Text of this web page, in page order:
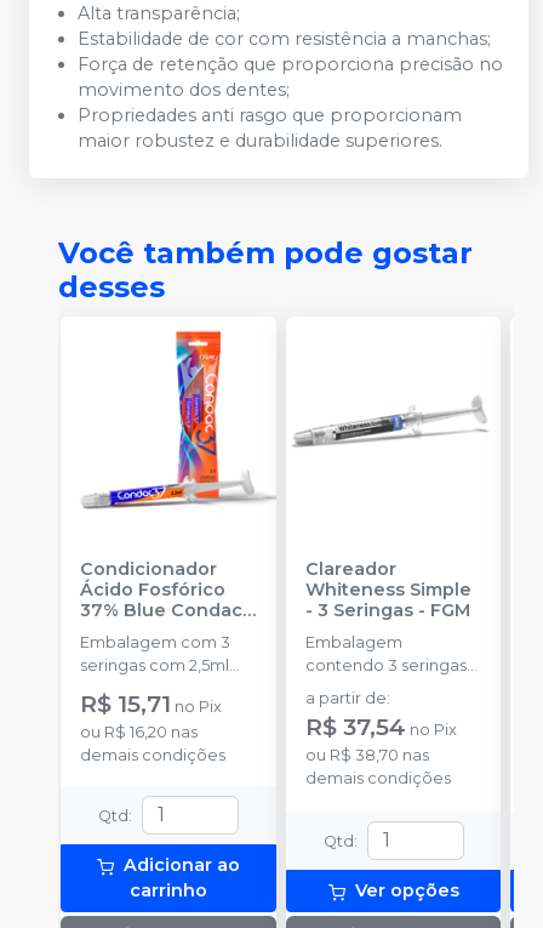
Alta transparência;
Estabilidade de cor com resistência a manchas;
Força de retenção que proporciona precisão no
movimento dos dentes;
Propriedades anti rasgo que proporcionam
maior robustez e durabilidade superiores.
Você também pode gostar
desses
Condicionador
Ácido Fosfórico
37% Blue Condac-
FGM
Embalagem com 3
seringas com 2,5ml
cada uma e 3
ponteiras para
aplicação.
R$ 15,71 no Pix
ou R$ 16,20 nas
demais condições
Qtd :
Adicionar ao
carrinho
Clareador
Whiteness Simple
- 3 Seringas- FGM
Embalagem
contendo 3 seringas
com 3g de gel cada
uma.
a partir de:
R$ 37,54 no Pix
ou R$ 38,70 nas
demais condições
Qtd :
Ver opções